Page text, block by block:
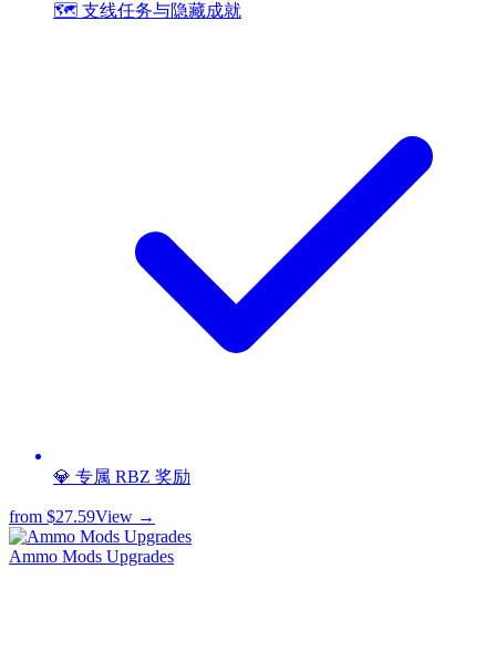
🗺️ 支线任务与隐藏成就
💎 专属 RBZ 奖励
from $27.59View →
Ammo Mods Upgrades